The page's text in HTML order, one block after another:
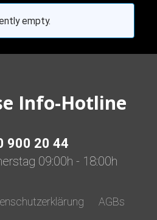
empty.
Info-Hotline
900 20 44
09:00h - 18:00h
AGBs